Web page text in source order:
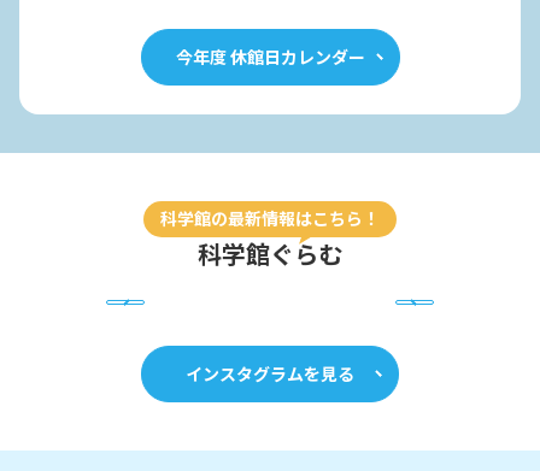
今年度 休館日カレンダー
科学館の最新情報はこちら！
科学館ぐらむ
インスタグラムを見る